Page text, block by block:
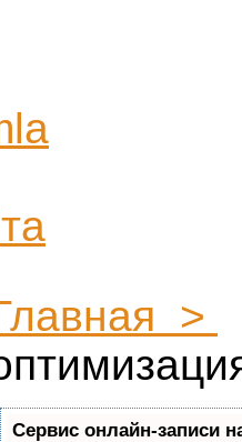
>
Сервис онлайн-записи